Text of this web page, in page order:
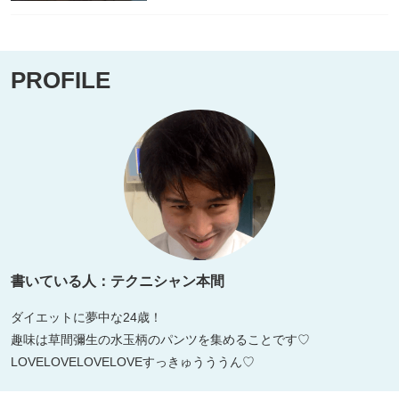
PROFILE
書いている人：テクニシャン本間
ダイエットに夢中な24歳！
趣味は草間彌生の水玉柄のパンツを集めることです♡
LOVELOVELOVELOVEすっきゅうううん♡